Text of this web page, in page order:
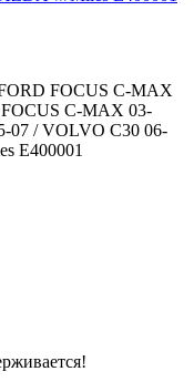
FOCUS C-MAX
C-MAX 03-
07 / VOLVO C30 06-
E400001